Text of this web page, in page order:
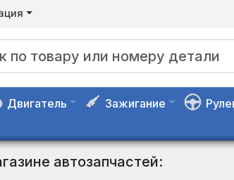
Двигатель Зажигание
автозапчастей: